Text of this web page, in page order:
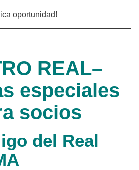
oportunidad!
REAL–
especiales
socios
del Real